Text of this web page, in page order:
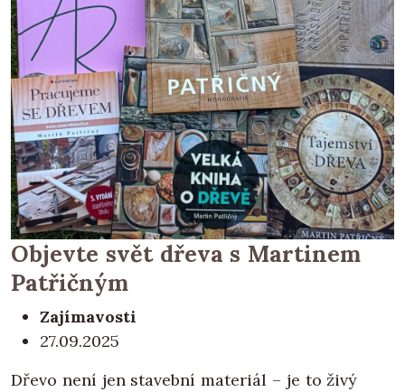
Objevte svět dřeva s Martinem
Patřičným
Zajímavosti
27.09.2025
Dřevo není jen stavební materiál – je to živý